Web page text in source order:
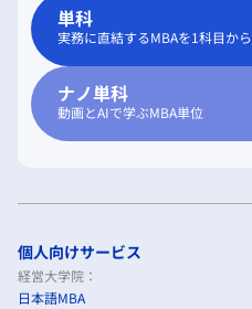
単科
実務に直結するMBAを1科目から
ナノ単科
動画とAIで学ぶMBA単位
個人向けサービス
経営大学院：
日本語MBA